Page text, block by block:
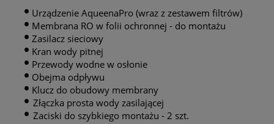
• Urządzenie AqueenaPro (wraz z zestawem filtrów)
• Membrana RO w folii ochronnej - do montażu
• Zasilacz sieciowy
• Kran wody pitnej
• Przewody wodne w osłonie
• Obejma odpływu
• Klucz do obudowy membrany
• Złączka prosta wody zasilającej
• Zaciski do szybkiego montażu - 2 szt.